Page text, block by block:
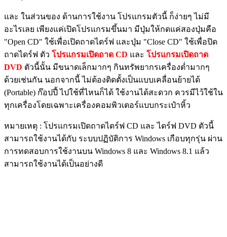
และ ในส่วนของ ด้านการใช้งาน โปรแกรมตัวนี้ ก็ง่ายๆ ไม่มี
อะไรเลย เพียงแค่เปิดโปรแกรมขึ้นมา มีปุ่มให้กดแค่สองปุ่มคือ
"Open CD" ใช้เพื่อเปิดถาดไดร์ฟ และปุ่ม "Close CD" ใช้เพื่อปิด
ถาดไดร์ฟ ตัว โปรแกรมเปิดถาด CD และ โปรแกรมเปิดถาด
DVD ตัวนี้นั้น มีขนาดเล็กมากๆ กินทรัพยากรเครื่องต่ำมากๆ
ด้วยเช่นกัน นอกจากนี้ ไม่ต้องติดตั้งเป็นแบบเคลื่อนย้ายได้
(Portable) ก๊อปปี้ ไปใช้ที่ไหนก็ได้ ใช้งานได้สะดวก ควรมีไว้ใช้ใน
ทุกเครื่องโดยเฉพาะเครื่องคอมพิวเตอร์แบบกระเป๋าหิ้ว
หมายเหตุ : โปรแกรมเปิดถาดไดร์ฟ CD และ ไดร์ฟ DVD ตัวนี้
สามารถใช้งานได้กับ ระบบปฏิบัติการ Windows เกือบทุกรุ่น ผ่าน
การทดสอบการใช้งานบน Windows 8 และ Windows 8.1 แล้ว
สามารถใช้งานได้เป็นอย่างดี